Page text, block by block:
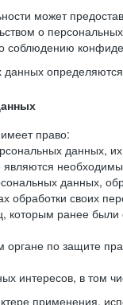
может
о
соблюдению
право:
данных,
обработки своих
которым ранее
органе по защите
интересов, в том
применения,